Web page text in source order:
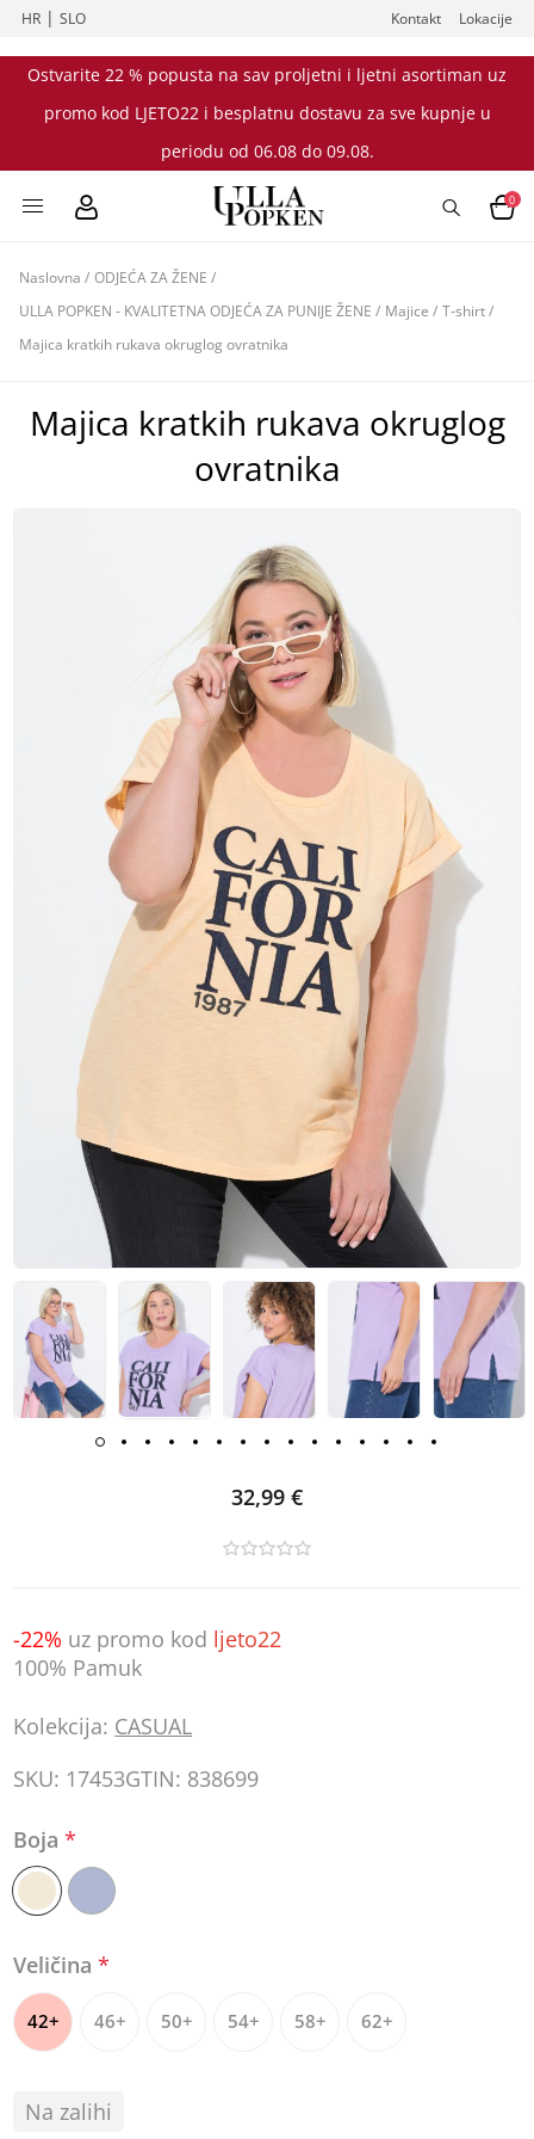
HR |SLO Kontakt Lokacije
Ostvarite 22 % popusta na sav proljetni i ljetni asortiman uz
promo kod LJETO22 i besplatnu dostavu za sve kupnje u
periodu od 06.08 do 09.08.
0
Naslovna / ODJEĆA ZA ŽENE /
ULLA POPKEN - KVALITETNA ODJEĆA ZA PUNIJE ŽENE / Majice / T-shirt/
Majica kratkih rukava okruglog ovratnika
Majica kratkih rukava okruglog
ovratnika
32,99 €
-22% uz promo kod ljeto22
100% Pamuk
Kolekcija: CASUAL
SKU: 17453GTIN: 838699
Boja*
Veličina*
42+ 46+ 50+ 54+ 58+ 62+
Na zalihi